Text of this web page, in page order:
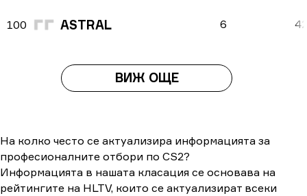
100 ASTRAL 6
ВИЖ ОЩЕ
На колко често се актуализира информацията за
професионалните отбори по CS2?
Информацията в нашата класация се основава на
рейтингите на HLTV, които се актуализират всеки